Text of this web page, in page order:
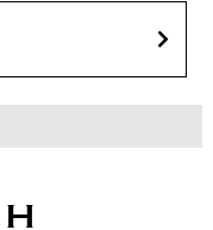
(税込)
ァットという脂肪を、口腔
るみ予防を目指す施術で
貧血、細菌感染症、左右